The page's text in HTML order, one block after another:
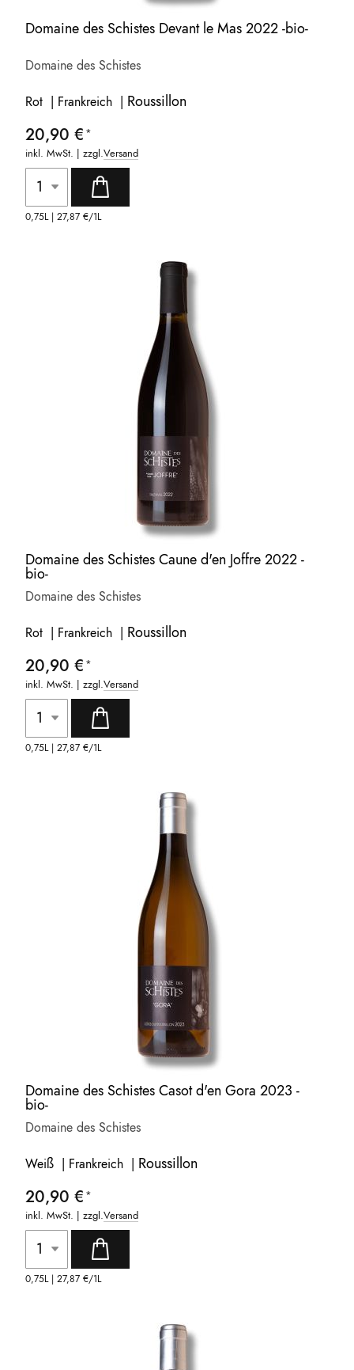
Domaine des Schistes Devant le Mas 2022 -bio-
Domaine des Schistes
Rot | Frankreich | Roussillon
20,90 €
inkl. MwSt. | zzgl.Versand
0,75L |27,87 €/1L
Domaine des Schistes Caune d'en Joffre 2022 -
bio-
Domaine des Schistes
Rot | Frankreich | Roussillon
20,90 €
inkl. MwSt. | zzgl.Versand
0,75L |27,87 €/1L
Domaine des Schistes Casot d'en Gora 2023 -
bio-
Domaine des Schistes
Weiß | Frankreich | Roussillon
20,90 €
inkl. MwSt. | zzgl.Versand
0,75L |27,87 €/1L